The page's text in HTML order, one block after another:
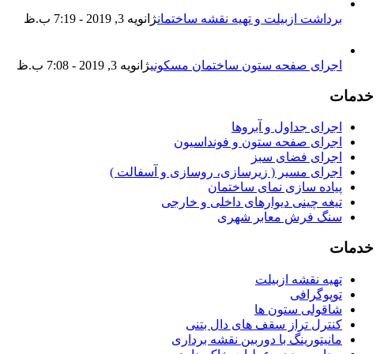
برداشت ازبیلت و تهیه نقشه ساختمانژانویه 3, 2019 - 7:19 ب.ظ
اجرای صفحه ستون ساختمان مسکونیژانویه 3, 2019 - 7:08 ب.ظ
خدمات
اجرای جداول و آبروها
اجرای صفحه ستون و فونداسیون
اجرای فضای سبز
اجرای مسیر ( زیرسازی، روسازی و آسفالت )
پیاده سازی نمای ساختمان
تیغه چینی دیوارهای داخلی و خارجی
سنگ فرش معابر شهری
خدمات
تهیه نقشه ازبیلت
توپوگرافی
شاقولی ستون ها
کنترل تراز سقف های دال بتنی
مانیتورینگ با دوربین نقشه برداری